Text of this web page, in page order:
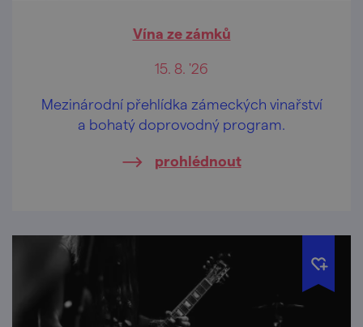
Vína ze zámků
15. 8. '26
Mezinárodní přehlídka zámeckých vinařství
a bohatý doprovodný program.
prohlédnout